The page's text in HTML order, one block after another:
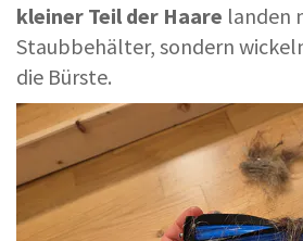
kleiner Teil der Haare landen
Staubbehälter, sondern
die Bürste.